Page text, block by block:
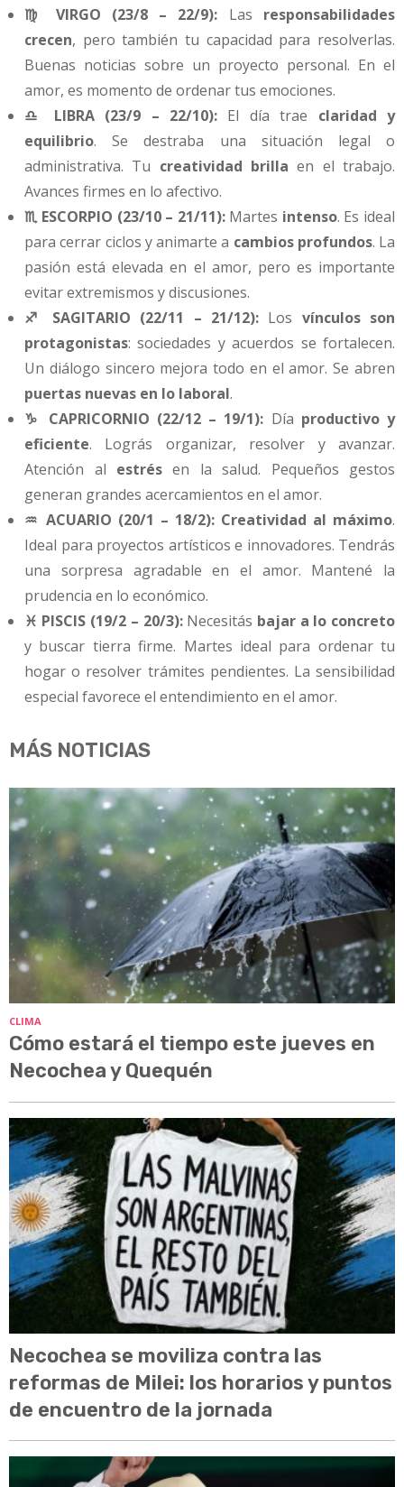
♍ VIRGO (23/8 – 22/9): Las responsabilidades
crecen, pero también tu capacidad para resolverlas.
Buenas noticias sobre un proyecto personal. En el
amor, es momento de ordenar tus emociones.
♎ LIBRA (23/9 – 22/10): El día trae claridad y
equilibrio. Se destraba una situación legal o
administrativa. Tu creatividad brilla en el trabajo.
Avances firmes en lo afectivo.
♏ ESCORPIO (23/10 – 21/11):Martes intenso. Es ideal
para cerrar ciclos y animarte a cambios profundos. La
pasión está elevada en el amor, pero es importante
evitar extremismos y discusiones.
♐ SAGITARIO (22/11 – 21/12):Los vínculos son
protagonistas: sociedades y acuerdos se fortalecen.
Un diálogo sincero mejora todo en el amor. Se abren
puertas nuevas en lo laboral.
♑ CAPRICORNIO (22/12 – 19/1): Día productivo y
eficiente. Lográs organizar, resolver y avanzar.
Atención al estrésen la salud. Pequeños gestos
generan grandes acercamientos en el amor.
♒ ACUARIO (20/1 – 18/2): Creatividad al máximo.
Ideal para proyectos artísticos e innovadores. Tendrás
una sorpresa agradable en el amor. Mantené la
prudencia en lo económico.
♓ PISCIS (19/2 – 20/3):Necesitás bajar a lo concreto
y buscar tierra firme. Martes ideal para ordenar tu
hogar o resolver trámites pendientes. La sensibilidad
especial favorece el entendimiento en el amor.
MÁS NOTICIAS
CLIMA
Cómo estará el tiempo este jueves en
Necochea y Quequén
Necochea se moviliza contra las
reformas de Milei: los horarios y puntos
de encuentro de la jornada